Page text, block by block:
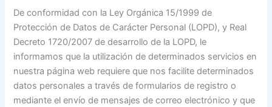
De conformidad con la Ley Orgánica 15/1999 de
Protección de Datos de Carácter Personal (LOPD), y Real
Decreto 1720/2007 de desarrollo de la LOPD, le
informamos que la utilización de determinados servicios en
nuestra página web requiere que nos facilite determinados
datos personales a través de formularios de registro o
mediante el envío de mensajes de correo electrónico y que